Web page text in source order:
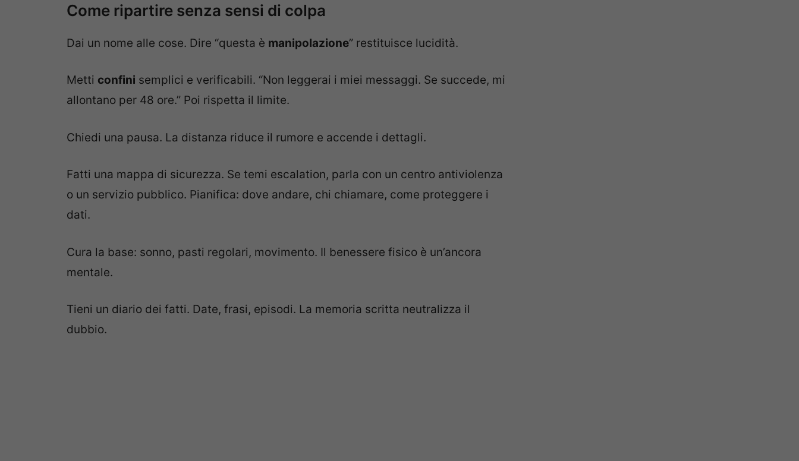
Come ripartire senza sensi di colpa
Dai un nome alle cose. Dire “questa è manipolazione” restituisce lucidità.
Metti confini semplici e verificabili. “Non leggerai i miei messaggi. Se succede, mi
allontano per 48 ore.” Poi rispetta il limite.
Chiedi una pausa. La distanza riduce il rumore e accende i dettagli.
Fatti una mappa di sicurezza. Se temi escalation, parla con un centro antiviolenza
o un servizio pubblico. Pianifica: dove andare, chi chiamare, come proteggere i
dati.
Cura la base: sonno, pasti regolari, movimento. Il benessere fisico è un’ancora
mentale.
Tieni un diario dei fatti. Date, frasi, episodi. La memoria scritta neutralizza il
dubbio.